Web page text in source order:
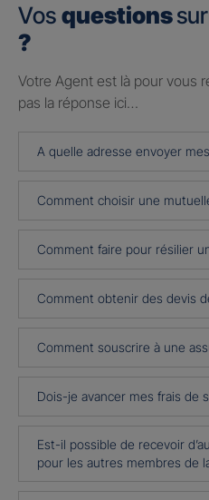
Vos questions
?
Votre Agent est là pour vous
pas la réponse ici…
A quelle adresse envoyer
Comment choisir une
Comment faire pour résilier
Comment obtenir des devis
Comment souscrire à une
Dois-je avancer mes frais de
Est-il possible de recevoir
pour les autres membres de